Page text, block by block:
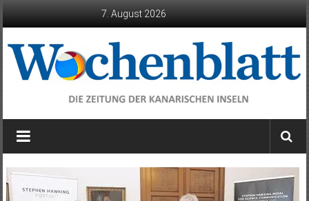
7. August 2026
Wochenblatt
die
der
Kanarischen